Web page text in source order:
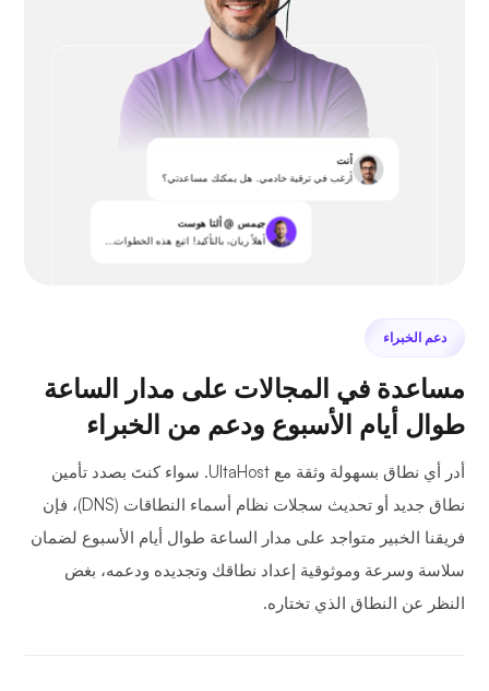
أنت
أرغب في ترقية خادمي. هل يمكنك مساعدتي؟
جيمس @ ألتا هوست
أهلاً ريان، بالتأكيد! اتبع هذه الخطوات...
دعم الخبراء
مساعدة في المجالات على مدار الساعة
طوال أيام الأسبوع ودعم من الخبراء
أدر أي نطاق بسهولة وثقة مع UltaHost. سواء كنتَ بصدد تأمين
نطاق جديد أو تحديث سجلات نظام أسماء النطاقات (DNS)، فإن
فريقنا الخبير متواجد على مدار الساعة طوال أيام الأسبوع لضمان
سلاسة وسرعة وموثوقية إعداد نطاقك وتجديده ودعمه، بغض
النظر عن النطاق الذي تختاره.